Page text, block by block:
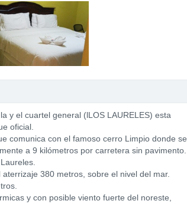
y el cuartel general (lLOS LAURELES) esta
oficial.
comunica con el famoso cerro Limpio donde se
a 9 kilómetros por carretera sin pavimento.
380 metros, sobre el nivel del mar.
y con posible viento fuerte del noreste,